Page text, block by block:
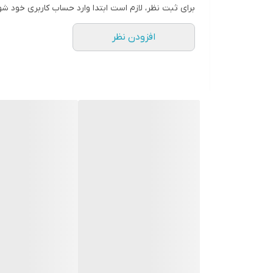
جنس کرپ دالفیچ
برای ثبت نظر، لازم است ابتدا وارد حساب کاربری خود
افزودن نظر